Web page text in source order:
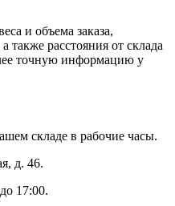
и объема заказа,
также расстояния от склада
точную информацию у
складе в рабочие часы.
д. 46.
17:00.